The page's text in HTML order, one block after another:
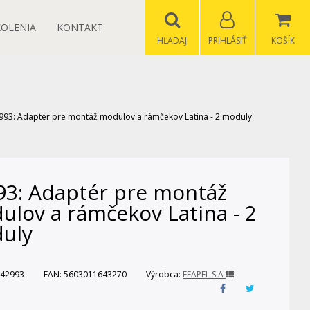
KONTAKT
KOŠÍK
PRIHLÁSIŤ
HĽADAJ
Adaptér pre montáž modulov a rámčekov Latina - 2 moduly
Adaptér pre montáž
a rámčekov Latina - 2
42993 EAN: 5603011643270 Výrobca: EFAPEL S.A